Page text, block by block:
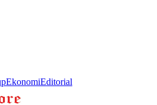
EkonomiEditorial